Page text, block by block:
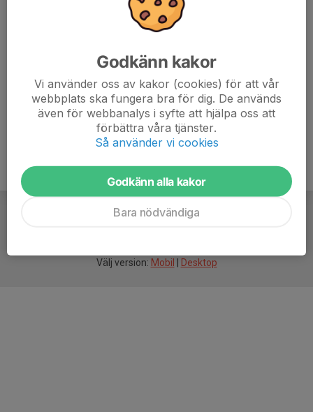
Välj version: Mobil Desktop
Godkänn kakor
Vi använder oss av kakor (cookies) för att vår
webbplats ska fungera bra för dig. De används
även för webbanalys i syfte att hjälpa oss att
förbättra våra tjänster.
Så använder vi cookies
Godkänn alla kakor
Bara nödvändiga